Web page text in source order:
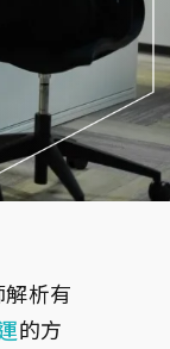
析有
的方